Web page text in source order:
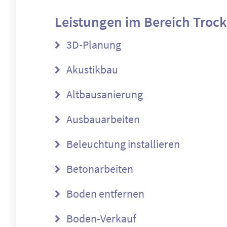
Leistungen im Bereich
3D-Planung
Akustikbau
Altbausanierung
Ausbauarbeiten
Beleuchtung installieren
Betonarbeiten
Boden entfernen
Boden-Verkauf